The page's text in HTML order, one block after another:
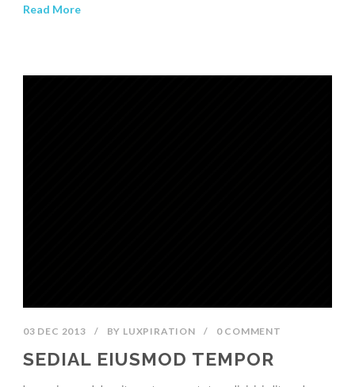
Read More
03 DEC 2013 / BY LUXPIRATION / 0 COMMENT
SEDIAL EIUSMOD TEMPOR